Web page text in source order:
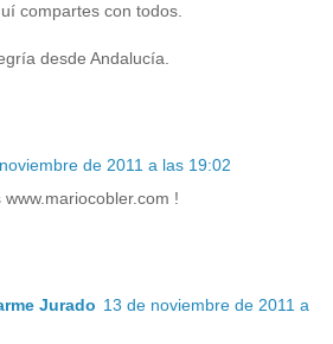
compartes con todos.
desde Andalucía.
de 2011 a las 19:02
!
Jurado 13 de noviembre de 2011 a